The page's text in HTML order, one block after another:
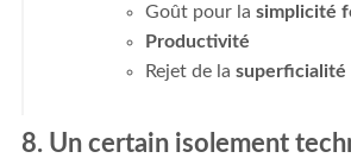
Goût pour la simplicité
Productivité
Rejet de la superficialité
8. Un certain isolement